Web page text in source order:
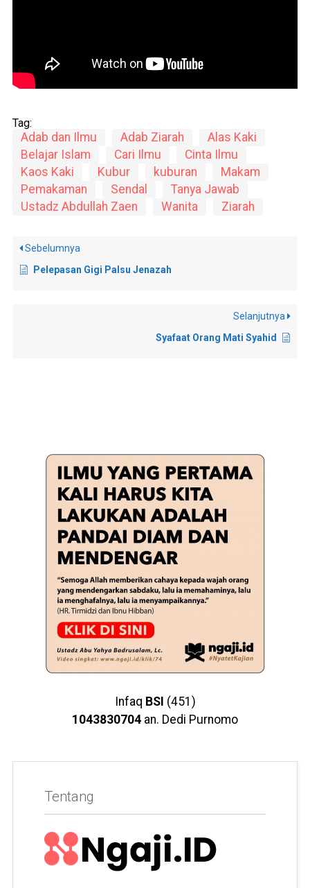
Tag:
Adab dan Ilmu Adab Ziarah
Alas Kaki
Belajar Islam
Cari Ilmu
Cinta Ilmu
Kaos Kaki
Kubur kuburan
Makam
Pemakaman
Sendal
Tanya Jawab
Ustadz Abdullah Zaen
Wanita Ziarah
Sebelumnya
Pelepasan Gigi Palsu Jenazah
Selanjutnya
Syafaat Orang Mati Syahid
Infaq BSI (451)
1043830704 an. Dedi Purnomo
Tentang